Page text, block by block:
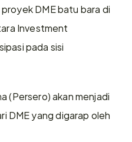
DME batu bara di
Investment
pada sisi
(Persero) akan menjadi
DME yang digarap oleh